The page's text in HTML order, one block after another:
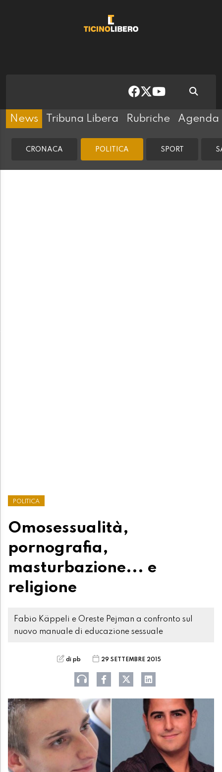
News Tribuna Libera Rubriche Agenda
CRONACA POLITICA SPORT
POLITICA
Omosessualità,
pornografia,
masturbazione... e
religione
Fabio Käppeli e Oreste Pejman a confronto sul
nuovo manuale di educazione sessuale
di pb 29 SETTEMBRE 2015